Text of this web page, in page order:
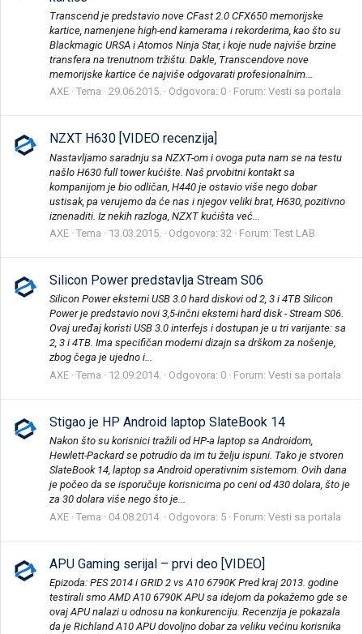
Transcend je predstavio nove CFast 2.0 CFX650 memorijske
kartice, namenjene high-end kamerama i rekorderima, kao što su
Blackmagic URSA i Atomos Ninja Star, i koje nude najviše brzine
transfera na trenutnom tržištu. Dakle, Transcendove nove
memorijske kartice će najviše odgovarati profesionalnim...
AXE Tema 29.06.2015. Odgovora: 0 Forum: Vesti sa portala
NZXT H630 [VIDEO recenzija]
Nastavljamo saradnju sa NZXT-om i ovoga puta nam se na testu
našlo H630 full tower kućište. Naš prvobitni kontakt sa
kompanijom je bio odličan, H440 je ostavio više nego dobar
ustisak, pa verujemo da će nas i njegov veliki brat, H630, pozitivno
iznenaditi. Iz nekih razloga, NZXT kućišta već...
AXE Tema 13.03.2015. Odgovora: 32 Forum: Test LAB
Silicon Power predstavlja Stream S06
Silicon Power eksterni USB 3.0 hard diskovi od 2, 3 i 4TB Silicon
Power je predstavio novi 3,5-inčni eksterni hard disk - Stream S06.
Ovaj uređaj koristi USB 3.0 interfejs i dostupan je u tri varijante: sa
2, 3 i 4TB. Ima specifičan moderni dizajn sa drškom za nošenje,
zbog čega je ujedno i...
AXE Tema 12.09.2014. Odgovora: 0 Forum: Vesti sa portala
Stigao je HP Android laptop SlateBook 14
Nakon što su korisnici tražili od HP-a laptop sa Androidom,
Hewlett-Packard se potrudio da im tu želju ispuni. Tako je stvoren
SlateBook 14, laptop sa Android operativnim sistemom. Ovih dana
je počeo da se isporučuje korisnicima po ceni od 430 dolara, što je
za 30 dolara više nego što je...
AXE Tema 04.08.2014. Odgovora: 5 Forum: Vesti sa portala
APU Gaming serijal – prvi deo [VIDEO]
Epizoda: PES 2014 i GRID 2 vs A10 6790K Pred kraj 2013. godine
testirali smo AMD A10 6790K APU sa idejom da pokažemo gde se
ovaj APU nalazi u odnosu na konkurenciju. Recenzija je pokazala
da je Richland A10 APU dovoljno dobar za veliku većinu korisnika